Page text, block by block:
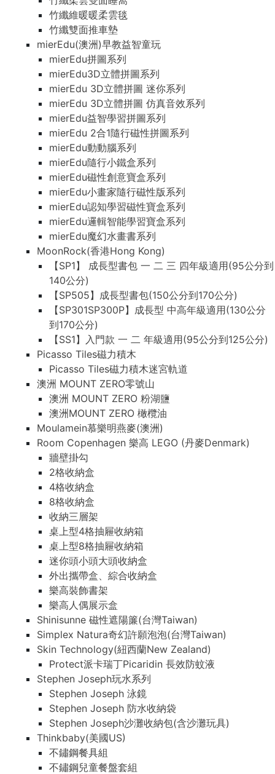
竹纖維暖暖柔雲毯
竹纖雙面推車墊
mierEdu(澳洲)早教益智童玩
mierEdu拼圖系列
mierEdu3D立體拼圖系列
mierEdu 3D立體拼圖 迷你系列
mierEdu 3D立體拼圖 仿真音效系列
mierEdu益智學習拼圖系列
mierEdu 2合1隨行磁性拼圖系列
mierEdu動動腦系列
mierEdu隨行小鐵盒系列
mierEdu磁性創意寶盒系列
mierEdu小畫家隨行磁性版系列
mierEdu認知學習磁性寶盒系列
mierEdu邏輯智能學習寶盒系列
mierEdu魔幻水畫書系列
MoonRock(香港Hong Kong)
【SP1】 成長型書包 一 二 三 四年級適用(95公分到
140公分)
【SP505】成長型書包(150公分到170公分)
【SP301SP300P】成長型 中高年級適用(130公分
到170公分)
【SS1】入門款 一 二 年級適用(95公分到125公分)
Picasso Tiles磁力積木
Picasso Tiles磁力積木迷宮軌道
澳洲 MOUNT ZERO零號山
澳洲 MOUNT ZERO 粉湖鹽
澳洲MOUNT ZERO 橄欖油
Moulamein慕樂明燕麥(澳洲)
Room Copenhagen 樂高 LEGO (丹麥Denmark)
牆壁掛勾
2格收納盒
4格收納盒
8格收納盒
收納三層架
桌上型4格抽屜收納箱
桌上型8格抽屜收納箱
迷你頭小頭大頭收納盒
外出攜帶盒、綜合收納盒
樂高裝飾書架
樂高人偶展示盒
Shinisunne 磁性遮陽簾(台灣Taiwan)
Simplex Natura奇幻許願泡泡(台灣Taiwan)
Skin Technology(紐西蘭New Zealand)
Protect派卡瑞丁Picaridin 長效防蚊液
Stephen Joseph玩水系列
Stephen Joseph 泳鏡
Stephen Joseph 防水收納袋
Stephen Joseph沙灘收納包(含沙灘玩具)
Thinkbaby(美國US)
不鏽鋼餐具組
不鏽鋼兒童餐盤套組